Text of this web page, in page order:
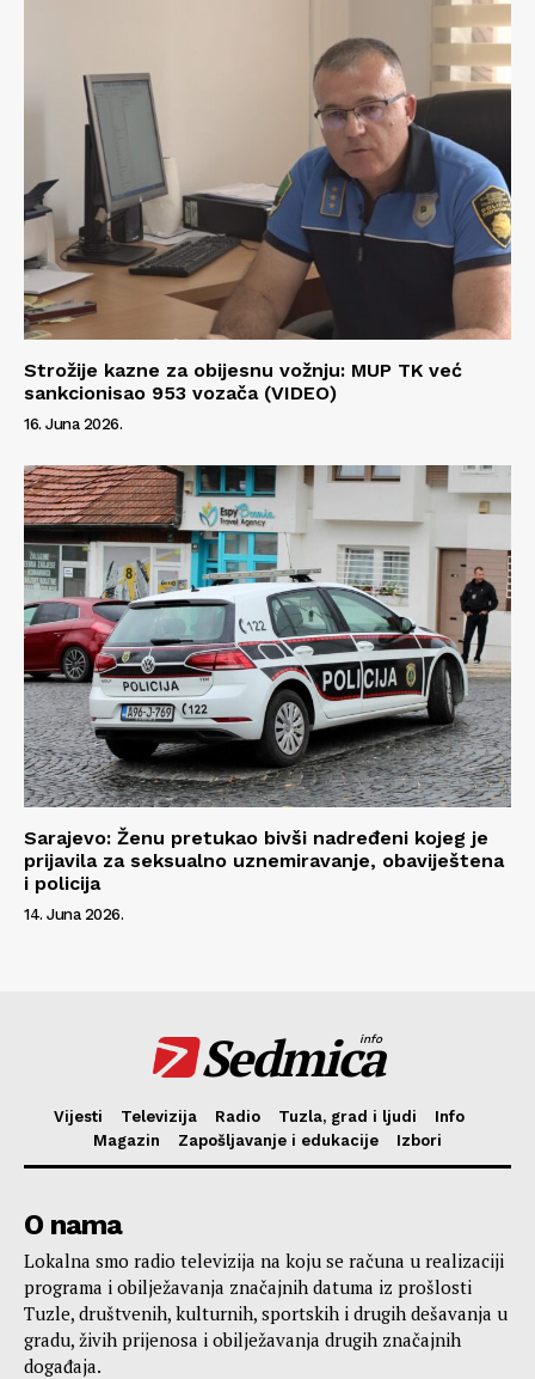
Strožije kazne za obijesnu vožnju: MUP TK već
sankcionisao 953 vozača (VIDEO)
16. Juna 2026.
Sarajevo: Ženu pretukao bivši nadređeni kojeg je
prijavila za seksualno uznemiravanje, obaviještena
i policija
14. Juna 2026.
Sedmica
info
Vijesti Televizija Radio Tuzla, grad i ljudi
Info
Magazin
Zapošljavanje i edukacije Izbori
O nama
Lokalna smo radio televizija na koju se računa u realizaciji
programa i obilježavanja značajnih datuma iz prošlosti
Tuzle, društvenih, kulturnih, sportskih i drugih dešavanja u
gradu, živih prijenosa i obilježavanja drugih značajnih
događaja.